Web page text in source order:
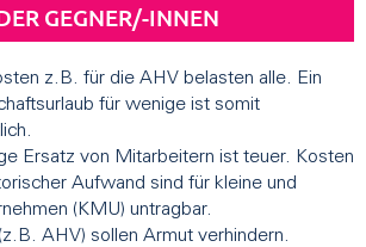
GEGNER/-INNEN
z.B. für die AHV belasten alle. Ein
für wenige ist somit
Ersatz von Mitarbeitern ist teuer. Kosten
Aufwand sind für kleine und
(KMU) untragbar.
AHV) sollen Armut verhindern.